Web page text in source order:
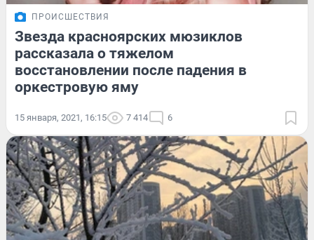
ПРОИСШЕСТВИЯ
Звезда красноярских мюзиклов
рассказала о тяжелом
восстановлении после падения в
оркестровую яму
15 января, 2021, 16:15 7 414 6